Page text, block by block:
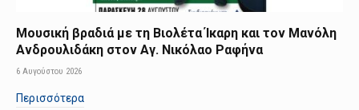
Μουσική βραδιά με τη Βιολέτα Ίκαρη και τον Μανόλη
Ανδρουλιδάκη στον Αγ. Νικόλαο Ραφήνα
6 Αυγούστου 2026
Περισσότερα